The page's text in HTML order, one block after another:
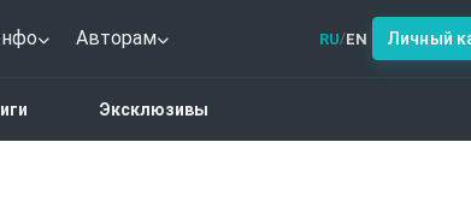
Авторам RU/EN Личный
Эксклюзивы